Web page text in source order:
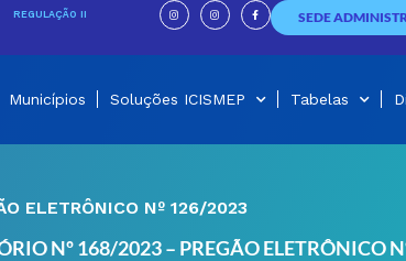
REGULAÇÃO II
I
n
s
t
g
I
n
s
t
g
F
a
c
e
o
SEDE
Municípios Soluções ICISMEP Tabelas
ELETRÔNICO Nº 126/2023
Nº 168/2023 – PREGÃO ELETRÔNICO